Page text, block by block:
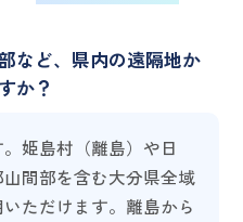
など、県内の遠隔地か
か？
姫島村（離島）や日
間部を含む大分県全域
ただけます。離島から